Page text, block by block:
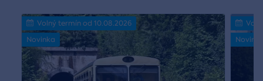
Volný termín od 10.08.2026
Novinka